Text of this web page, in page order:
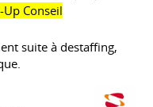
Conseil
suite à destaffing,